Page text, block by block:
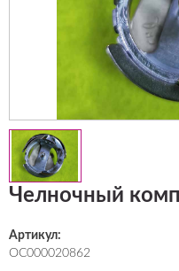
Челночный
Артикул:
ОС000020862